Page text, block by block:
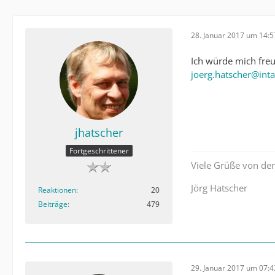
jhatscher
Fortgeschrittener
Reaktionen
20
Beiträge
479
28. Januar 2017 um
Ich würde mich
Viele Grüße von
Jörg Hatscher
29. Januar 2017 um